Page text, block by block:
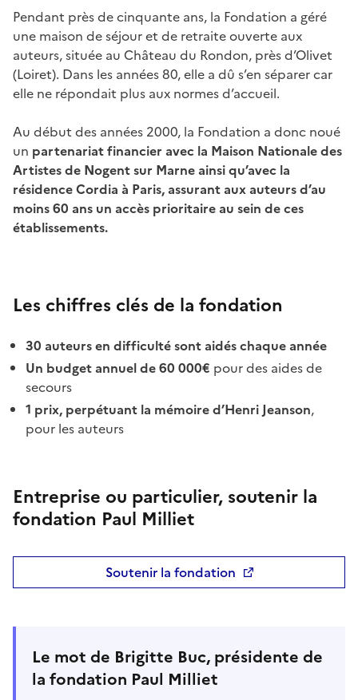
Pendant près de cinquante ans, la Fondation a géré
une maison de séjour et de retraite ouverte aux
auteurs, située au Château du Rondon, près d’Olivet
(Loiret). Dans les années 80, elle a dû s’en séparer car
elle ne répondait plus aux normes d’accueil.
Au début des années 2000, la Fondation a donc noué
un partenariat financier avec la Maison Nationale des
Artistes de Nogent sur Marne ainsi qu’avec la
résidence Cordia à Paris, assurant aux auteurs d’au
moins 60 ans un accès prioritaire au sein de ces
établissements.
Les chiffres clés de la fondation
30 auteurs en difficulté sont aidés chaque année
Un budget annuel de 60 000€ pour des aides de
secours
1 prix, perpétuant la mémoire d’Henri Jeanson,
pour les auteurs
Entreprise ou particulier, soutenir la
fondation Paul Milliet
Soutenir la fondation
Le mot de Brigitte Buc, présidente de
la fondation Paul Milliet